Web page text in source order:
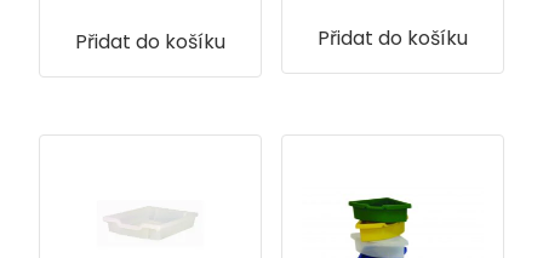
Přidat do košíku Přidat do košíku